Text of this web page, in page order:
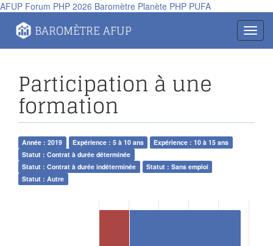
AFUP Forum PHP 2026 Baromètre Planète PHP PUFA
BAROMÈTRE AFUP
Participation à une
formation
Année : 2019 Expérience : 5 à 10 ans
Expérience : 10 à 15 ans
Statut : Contrat à durée déterminée
Statut : Contrat à durée indéterminée
Statut : Sans emploi
Statut : Autre
Panneau de gestion des cookies